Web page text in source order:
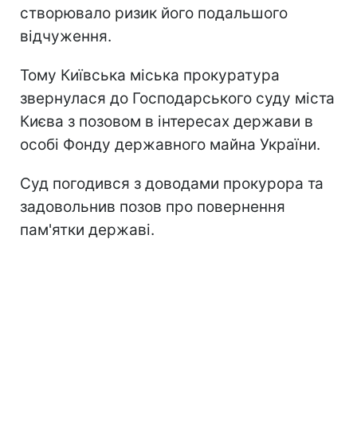
створювало ризик його подальшого
відчуження.
Тому Київська міська прокуратура
звернулася до Господарського суду міста
Києва з позовом в інтересах держави в
особі Фонду державного майна України.
Суд погодився з доводами прокурора та
задовольнив позов про повернення
пам'ятки державі.